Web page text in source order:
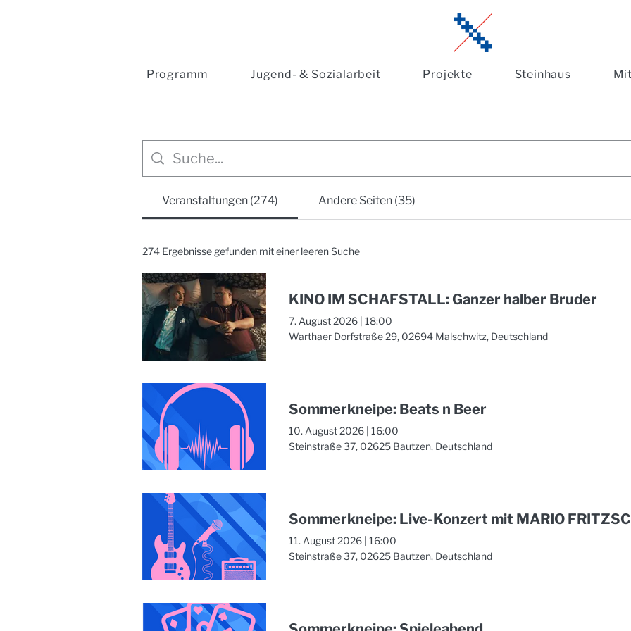
Programm Jugend- & Sozialarbeit Projekte Steinhaus
Veranstaltungen (274) Andere Seiten (35)
274 Ergebnisse gefunden mit einer leeren Suche
KINO IM SCHAFSTALL: Ganzer halber Bruder
7. August 2026 18:00
Warthaer Dorfstraße 29, 02694 Malschwitz, Deutschland
Sommerkneipe: Beats n Beer
10. August 2026 16:00
Steinstraße 37, 02625 Bautzen, Deutschland
Sommerkneipe: Live-Konzert mit MARIO
11. August 2026 16:00
Steinstraße 37, 02625 Bautzen, Deutschland